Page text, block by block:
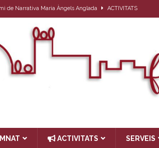
de Narrativa Maria Àngels Anglada ACTIVITATS
l’alumnat que el proper curs farà 1r d’ESO
Passat, futur i… present ACTIVITATS
ACTIVITATS SERVEIS